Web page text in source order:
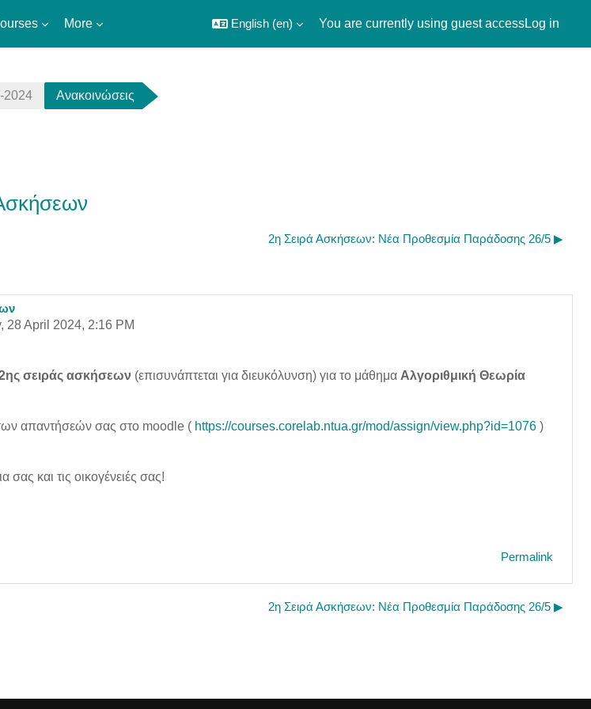
More English ‎(en)‎ You are currently using guest accessLog in
2024 Ανακοινώσεις
2η Σειρά Ασκήσεων: Νέα Προθεσμία Παράδοσης 26/5 ▶︎
28 April 2024, 2:16 PM
σειράς ασκήσεων (επισυνάπτεται για διευκόλυνση) για το μάθημα Αλγοριθμική Θεωρία
απαντήσεών σας στο moodle ( https://courses.corelab.ntua.gr/mod/assign/view.php?id=1076 )
και τις οικογένειές σας!
Permalink
2η Σειρά Ασκήσεων: Νέα Προθεσμία Παράδοσης 26/5 ▶︎